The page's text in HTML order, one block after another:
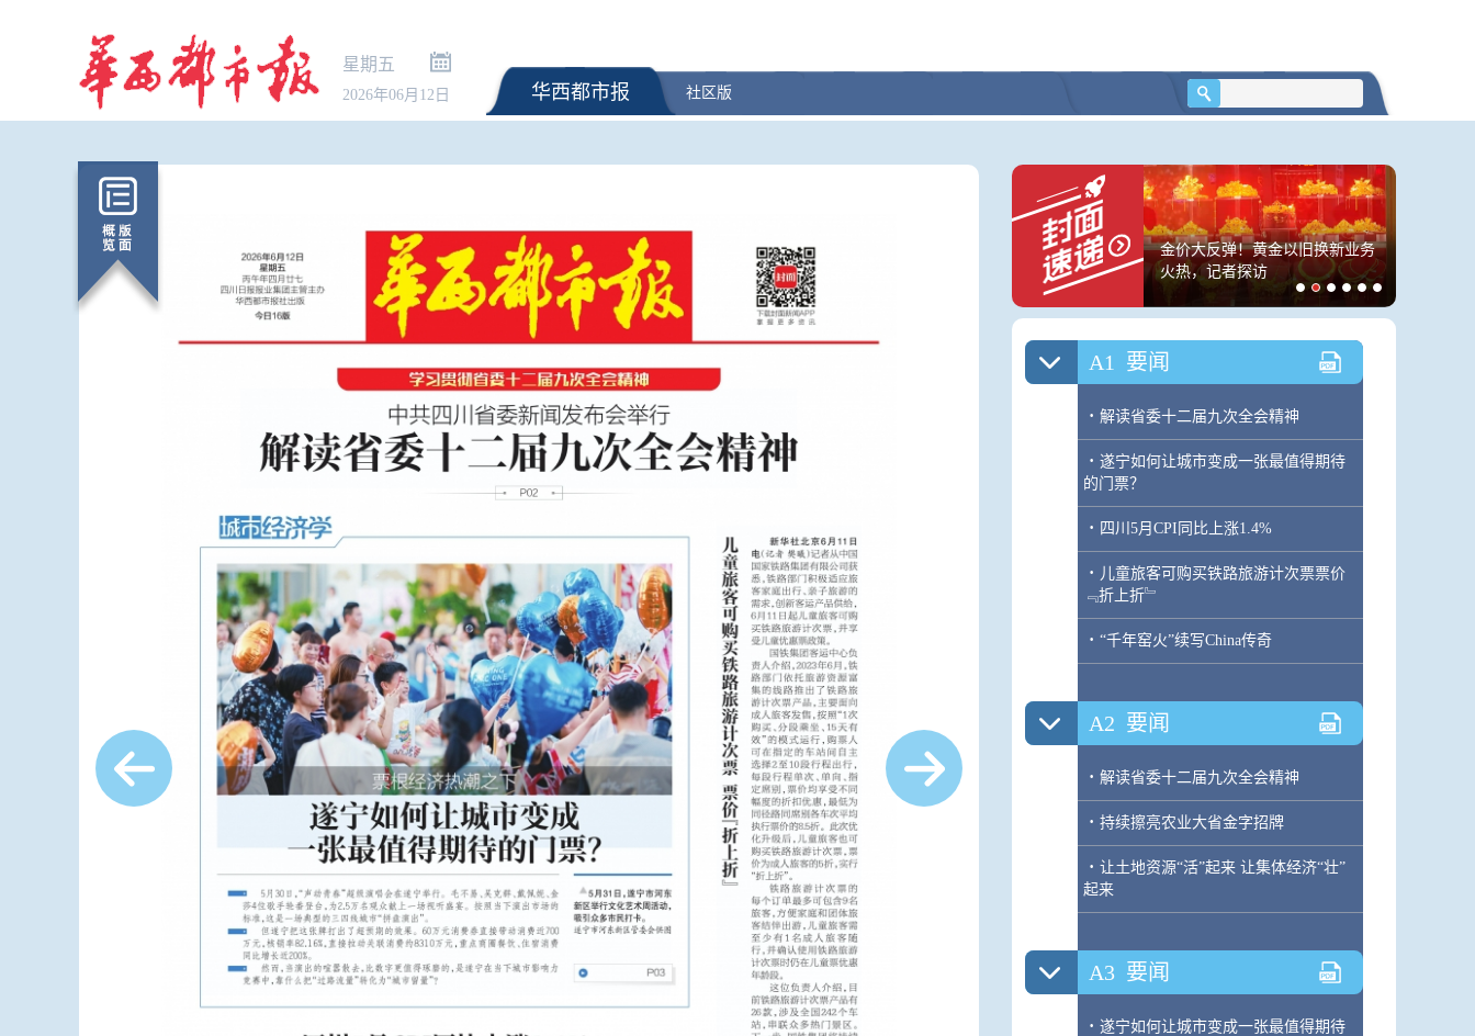
星期五
2026年06月12日 华西都市报 社区版
面对美方无理打压，中方的五项
金价大反弹！黄金以旧换新业务
火热，记者探访
A1 要闻
· 解读省委十二届九次全会精神
· 遂宁如何让城市变成一张最值得期待
的门票？
· 四川5月CPI同比上涨1.4%
· 儿童旅客可购买铁路旅游计次票票价
﹃折上折﹄
· “千年窑火”续写China传奇
A2 要闻
· 解读省委十二届九次全会精神
· 持续擦亮农业大省金字招牌
· 让土地资源“活”起来 让集体经济“壮”
起来
A3 要闻
· 遂宁如何让城市变成一张最值得期待